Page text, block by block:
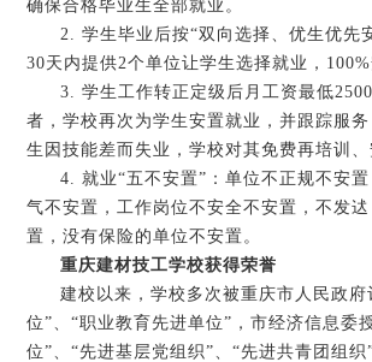
确保合格毕业生全部就业。
2. 学生毕业后按“双向选择、优生优先
30天内提供2个单位让学生选择就业，100%
3. 学生工作转正定级后月工资最低
者，学校再次为学生安置就业，并跟踪服
生因技能差而失业，学校对其免费再培训、
4. 就业“五不安置”：单位不正规不安
气不安置，工作岗位不安全不安置，不发
置，没有保险的单位不安置。
重庆建材技工学校获得荣誉
建校以来，学校多次被重庆市人民政府
位”、“职业教育先进单位”，市经济信息委
位”、“先进基层党组织”、“先进共青团组织